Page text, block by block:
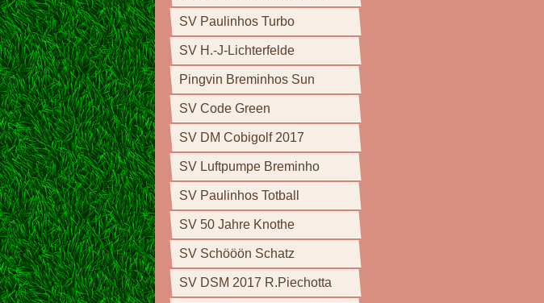
SV Paulinhos Turbo
SV H.-J-Lichterfelde
Pingvin Breminhos Sun
SV Code Green
SV DM Cobigolf 2017
SV Luftpumpe Breminho
SV Paulinhos Totball
SV 50 Jahre Knothe
SV Schööön Schatz
SV DSM 2017 R.Piechotta